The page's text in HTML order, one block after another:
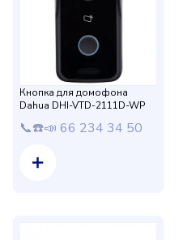
Кнопка для домофона
Dahua DHI-VTD-2111D-WP
📞☎️📣 66 234 34 50